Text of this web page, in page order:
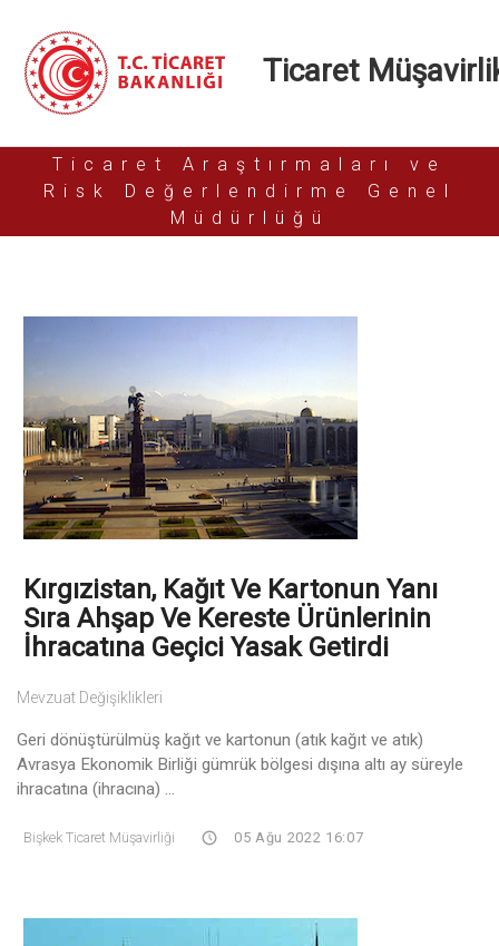
Ticaret
Ticaret Araştırmaları ve
Risk Değerlendirme Genel
Müdürlüğü
Kırgızistan, Kağıt Ve Kartonun Yanı
Sıra Ahşap Ve Kereste Ürünlerinin
İhracatına Geçici Yasak Getirdi
Mevzuat Değişiklikleri
Geri dönüştürülmüş kağıt ve kartonun (atık kağıt ve atık)
Avrasya Ekonomik Birliği gümrük bölgesi dışına altı ay süreyle
ihracatına (ihracına) ...
Bişkek Ticaret Müşavirliği 05 Ağu 2022 16:07